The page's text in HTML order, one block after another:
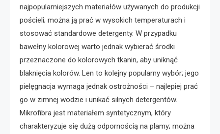
najpopularniejszych materiałów używanych do produkcji
pościeli; można ją prać w wysokich temperaturach i
stosować standardowe detergenty. W przypadku
bawełny kolorowej warto jednak wybierać środki
przeznaczone do kolorowych tkanin, aby uniknąć
blaknięcia kolorów. Len to kolejny popularny wybór; jego
pielęgnacja wymaga jednak ostrożności – najlepiej prać
go w zimnej wodzie i unikać silnych detergentów.
Mikrofibra jest materiałem syntetycznym, który
charakteryzuje się dużą odpornością na plamy; można